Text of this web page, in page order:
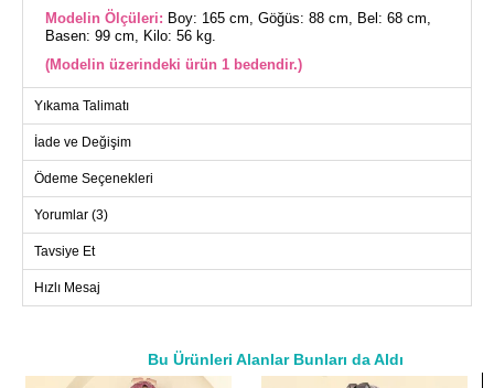
Modelin Ölçüleri: Boy: 165 cm, Göğüs: 88 cm, Bel: 68 cm,
Basen: 99 cm, Kilo: 56 kg.
(Modelin üzerindeki ürün 1 bedendir.)
1 Beden : 38 , 2 Beden : 40 , 3 Beden : 42 , 4 Beden : 44 , 5
Taş Detaylı 2'li Takım, dört mevsim rahatça kullanabileceğiniz
özel bir tesettür kombinidir. Oyso kumaşından üretilmiş olan bu
takım, hakim yakaya sahip tunik ve yandan yırtmaçlı tasarımı
ile dikkat çeker. Fermuarlı ön yapısı ve astarsız oluşu ile
konfor sunar. Takım, yapışkan taş detayları ve lastikli pantolon
beli ile tamamlanmıştır. Manşetleri de lastiklidir, böylece
hareket özgürlüğü sağlar. Modelin üzerindeki ürün 1 bedendir
ve tunikle pantolondan oluşan 2 parçadan meydana gelir.
2
124
64--72
Yıkama Talimatı
İade ve Değişim
Ödeme Seçenekleri
Yorumlar (3)
Tavsiye Et
Hızlı Mesaj
Bu Ürünleri Alanlar Bunları da Aldı
a>